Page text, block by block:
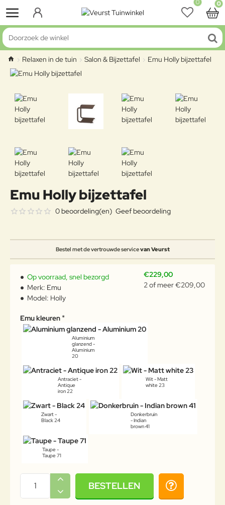
0 0
Doorzoek de winkel
home
Relaxen in de tuin Salon & Bijzettafel Emu Holly bijzettafel
Emu Holly bijzettafel
Bestel met de vertrouwde servicevan Veurst
0 beoordeling(en) Geef beoordeling
€229,00
2 of meer €209,00
Op voorraad, snel bezorgd
Merk: Emu
Model: Holly
Emu kleuren
Aluminium
glanzend -
Aluminium
20
Antraciet -
Antique
iron 22
Wit - Matt
white 23
Zwart -
Black 24
Donkerbruin
- Indian
brown 41
Taupe -
Taupe 71
BESTELLEN